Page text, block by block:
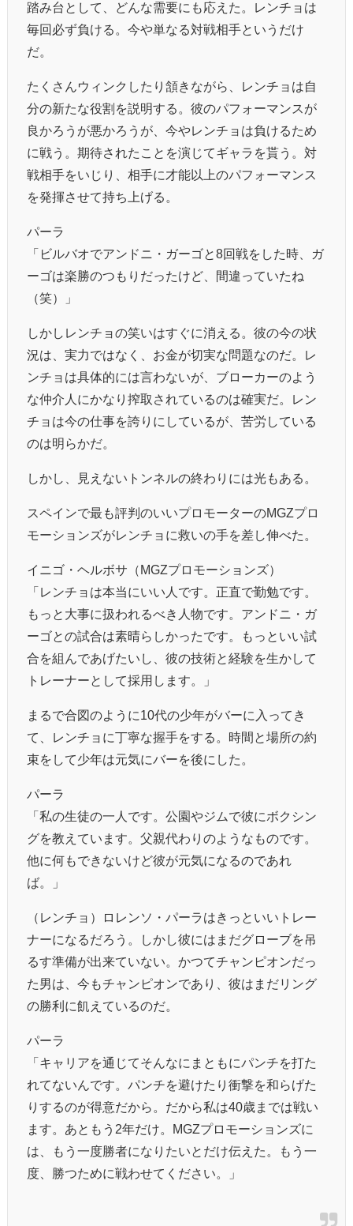
踏み台として、どんな需要にも応えた。レンチョは
毎回必ず負ける。今や単なる対戦相手というだけ
だ。
たくさんウィンクしたり頷きながら、レンチョは自
分の新たな役割を説明する。彼のパフォーマンスが
良かろうが悪かろうが、今やレンチョは負けるため
に戦う。期待されたことを演じてギャラを貰う。対
戦相手をいじり、相手に才能以上のパフォーマンス
を発揮させて持ち上げる。
パーラ
「ビルバオでアンドニ・ガーゴと8回戦をした時、ガ
ーゴは楽勝のつもりだったけど、間違っていたね
（笑）」
しかしレンチョの笑いはすぐに消える。彼の今の状
況は、実力ではなく、お金が切実な問題なのだ。レ
ンチョは具体的には言わないが、ブローカーのよう
な仲介人にかなり搾取されているのは確実だ。レン
チョは今の仕事を誇りにしているが、苦労している
のは明らかだ。
しかし、見えないトンネルの終わりには光もある。
スペインで最も評判のいいプロモーターのMGZプロ
モーションズがレンチョに救いの手を差し伸べた。
イニゴ・ヘルボサ（MGZプロモーションズ）
「レンチョは本当にいい人です。正直で勤勉です。
もっと大事に扱われるべき人物です。アンドニ・ガ
ーゴとの試合は素晴らしかったです。もっといい試
合を組んであげたいし、彼の技術と経験を生かして
トレーナーとして採用します。」
まるで合図のように10代の少年がバーに入ってき
て、レンチョに丁寧な握手をする。時間と場所の約
束をして少年は元気にバーを後にした。
パーラ
「私の生徒の一人です。公園やジムで彼にボクシン
グを教えています。父親代わりのようなものです。
他に何もできないけど彼が元気になるのであれ
ば。」
（レンチョ）ロレンソ・パーラはきっといいトレー
ナーになるだろう。しかし彼にはまだグローブを吊
るす準備が出来ていない。かつてチャンピオンだっ
た男は、今もチャンピオンであり、彼はまだリング
の勝利に飢えているのだ。
パーラ
「キャリアを通じてそんなにまともにパンチを打た
れてないんです。パンチを避けたり衝撃を和らげた
りするのが得意だから。だから私は40歳までは戦い
ます。あともう2年だけ。MGZプロモーションズに
は、もう一度勝者になりたいとだけ伝えた。もう一
度、勝つために戦わせてください。」